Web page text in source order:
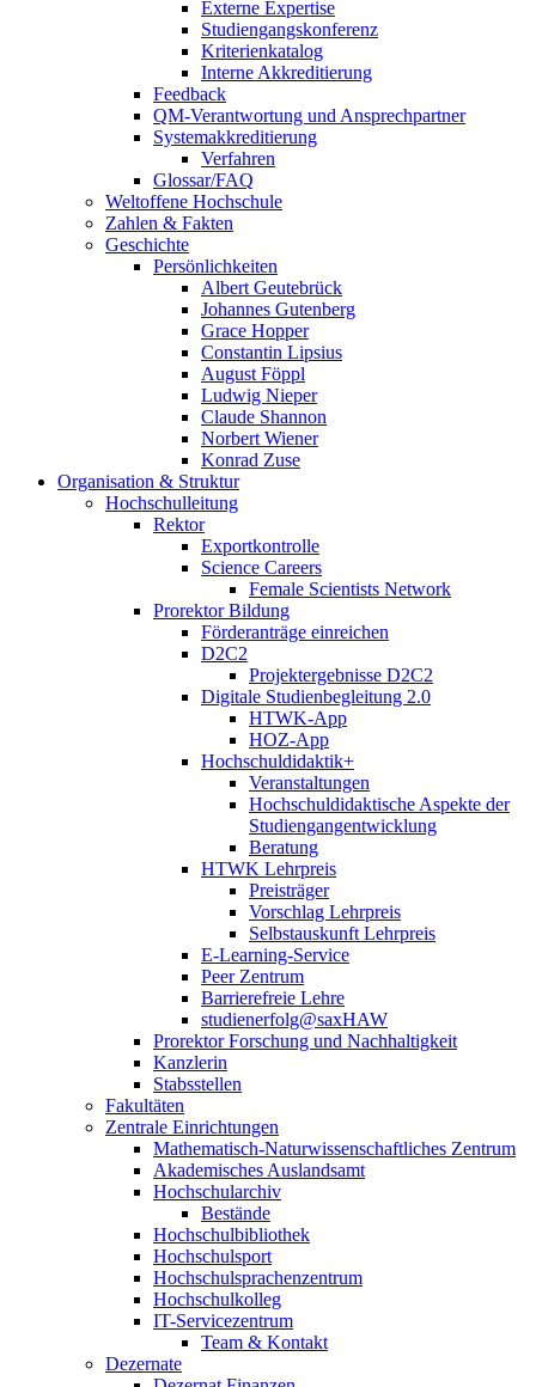
Externe Expertise
Studiengangskonferenz
Kriterienkatalog
Interne Akkreditierung
Feedback
QM-Verantwortung und Ansprechpartner
Systemakkreditierung
Verfahren
Glossar/FAQ
Weltoffene Hochschule
Zahlen & Fakten
Geschichte
Persönlichkeiten
Albert Geutebrück
Johannes Gutenberg
Grace Hopper
Constantin Lipsius
August Föppl
Ludwig Nieper
Claude Shannon
Norbert Wiener
Konrad Zuse
Organisation & Struktur
Hochschulleitung
Rektor
Exportkontrolle
Science Careers
Female Scientists Network
Prorektor Bildung
Förderanträge einreichen
D2C2
Projektergebnisse D2C2
Digitale Studienbegleitung 2.0
HTWK-App
HOZ-App
Hochschuldidaktik+
Veranstaltungen
Hochschuldidaktische Aspekte der
Studiengangentwicklung
Beratung
HTWK Lehrpreis
Preisträger
Vorschlag Lehrpreis
Selbstauskunft Lehrpreis
E-Learning-Service
Peer Zentrum
Barrierefreie Lehre
studienerfolg@saxHAW
Prorektor Forschung und Nachhaltigkeit
Kanzlerin
Stabsstellen
Fakultäten
Zentrale Einrichtungen
Mathematisch-Naturwissenschaftliches Zentrum
Akademisches Auslandsamt
Hochschularchiv
Bestände
Hochschulbibliothek
Hochschulsport
Hochschulsprachenzentrum
Hochschulkolleg
IT-Servicezentrum
Team & Kontakt
Dezernate